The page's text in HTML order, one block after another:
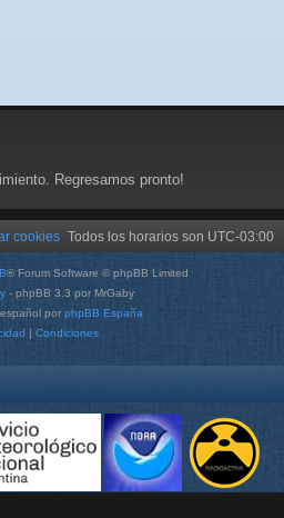
Regresamos pronto!
Todos los horarios son UTC-03:00
cookies
® Forum Software © phpBB Limited
- phpBB 3.3 por MrGaby
por phpBB España
| Condiciones